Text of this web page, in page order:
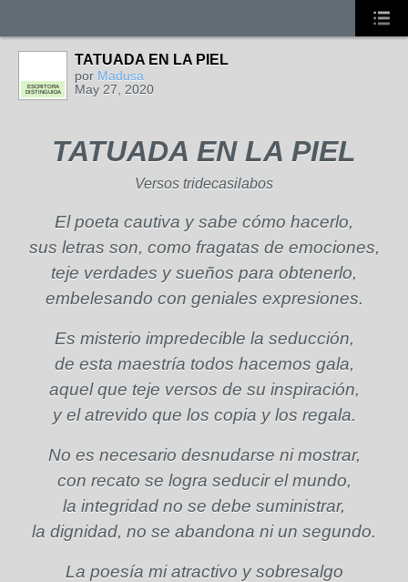
ESCRITORA
DISTINGUIDA
TATUADA EN LA PIEL
por Madusa
May 27, 2020
TATUADA EN LA PIEL
Versos tridecasilabos
El poeta cautiva y sabe cómo hacerlo,
sus letras son, como fragatas de emociones,
teje verdades y sueños para obtenerlo,
embelesando con geniales expresiones.
Es misterio impredecible la seducción,
de esta maestría todos hacemos gala,
aquel que teje versos de su inspiración,
y el atrevido que los copia y los regala.
No es necesario desnudarse ni mostrar,
con recato se logra seducir el mundo,
la integridad no se debe suministrar,
la dignidad, no se abandona ni un segundo.
La poesía mi atractivo y sobresalgo